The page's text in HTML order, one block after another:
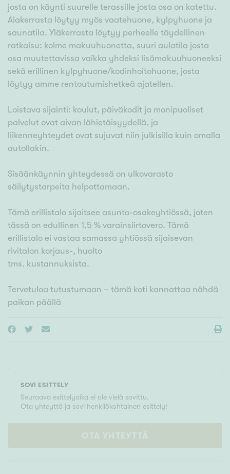
josta on käynti suurelle terassille josta osa on katettu.
Alakerrasta löytyy myös vaatehuone, kylpyhuone ja
saunatila. Yläkerrasta löytyy perheelle täydellinen
ratkaisu: kolme makuuhuonetta, suuri aulatila josta
osa muutettavissa vaikka yhdeksi lisämakuuhuoneeksi
sekä erillinen kylpyhuone/kodinhoitohuone, josta
löytyy amme rentoutumishetkeä ajatellen.
Loistava sijainti: koulut, päiväkodit ja monipuoliset
palvelut ovat aivan lähietäisyydellä, ja
liikenneyhteydet ovat sujuvat niin julkisilla kuin omalla
autollakin.
Sisäänkäynnin yhteydessä on ulkovarasto
säilytystarpeita helpottamaan.
Tämä erillistalo sijaitsee asunto-osakeyhtiössä, joten
tässä on edullinen 1,5 % varainsiirtovero. Tämä
erillistalo ei vastaa samassa yhtiössä sijaisevan
rivitalon korjaus-, huolto
tms. kustannuksista.
Tervetuloa tutustumaan – tämä koti kannattaa nähdä
SOVI ESITTELY
Seuraava esittelyaika ei ole vielä sovittu.
Ota yhteyttä ja sovi henkilökohtainen esittely!
OTA YHTEYTTÄ